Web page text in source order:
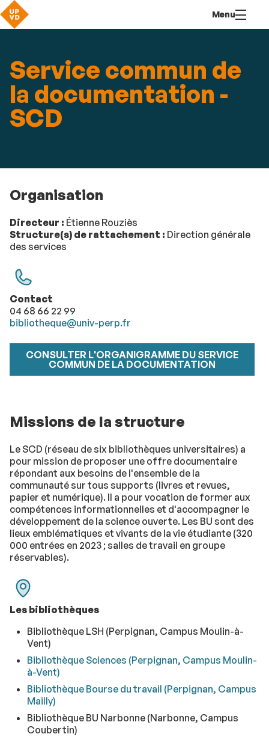
contenu
Menu
Service commun de
la documentation -
SCD
Organisation
Directeur : Étienne Rouziès
Structure(s) de rattachement : Direction générale
des services
​​​​​​Contact
04 68 66 22 99
bibliotheque@univ-perp.fr
CONSULTER L'ORGANIGRAMME DU SERVICE
COMMUN DE LA DOCUMENTATION
Missions de la structure
Le SCD (réseau de six bibliothèques universitaires) a
pour mission de proposer une offre documentaire
répondant aux besoins de l'ensemble de la
communauté sur tous supports (livres et revues,
papier et numérique). Il a pour vocation de former aux
compétences informationnelles et d'accompagner le
développement de la science ouverte. Les BU sont des
lieux emblématiques et vivants de la vie étudiante (320
000 entrées en 2023 ; salles de travail en groupe
réservables).
Les bibliothèques
Bibliothèque LSH (Perpignan, Campus Moulin-à-
Vent)
Bibliothèque Sciences (Perpignan, Campus Moulin-
à-Vent)
Bibliothèque Bourse du travail (Perpignan, Campus
Mailly)
Bibliothèque BU Narbonne (Narbonne, Campus
Coubertin)